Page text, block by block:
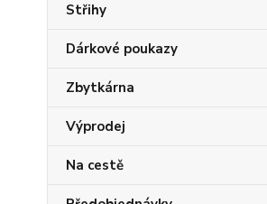
Střihy
Dárkové poukazy
Zbytkárna
Výprodej
Na cestě